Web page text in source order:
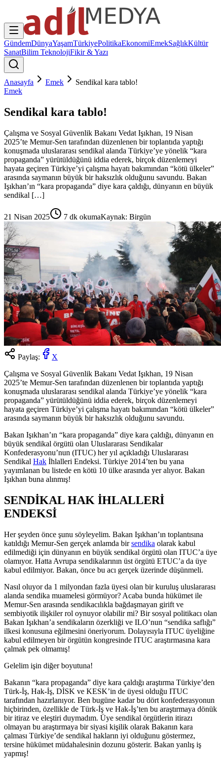
GündemDünyaYaşamTürkiyePolitikaEkonomiEmekSağlıkKültür
SanatBilim TeknolojiFikir & Yazı
Anasayfa Emek
Sendikal kara tablo!
Emek
Sendikal kara tablo!
Çalışma ve Sosyal Güvenlik Bakanı Vedat Işıkhan, 19 Nisan
2025’te Memur-Sen tarafından düzenlenen bir toplantıda yaptığı
konuşmada uluslararası sendikal alanda Türkiye’ye yönelik “kara
propaganda” yürütüldüğünü iddia ederek, birçok düzenlemeyi
hayata geçiren Türkiye’yi çalışma hayatı bakımından “kötü ülkeler”
arasında saymanın büyük bir haksızlık olduğunu savundu. Bakan
Işıkhan’ın “kara propaganda” diye kara çaldığı, dünyanın en büyük
sendikal […]
21 Nisan 2025 7 dk okumaKaynak: Birgün
Paylaş:
X
Çalışma ve Sosyal Güvenlik Bakanı Vedat Işıkhan, 19 Nisan
2025’te Memur-Sen tarafından düzenlenen bir toplantıda yaptığı
konuşmada uluslararası sendikal alanda Türkiye’ye yönelik “kara
propaganda” yürütüldüğünü iddia ederek, birçok düzenlemeyi
hayata geçiren Türkiye’yi çalışma hayatı bakımından “kötü ülkeler”
arasında saymanın büyük bir haksızlık olduğunu savundu.
Bakan Işıkhan’ın “kara propaganda” diye kara çaldığı, dünyanın en
büyük sendikal örgütü olan Uluslararası Sendikalar
Konfederasyonu’nun (ITUC) her yıl açıkladığı Uluslararası
Sendikal Hak İhlalleri Endeksi. Türkiye 2014’ten bu yana
yayımlanan bu listede en kötü 10 ülke arasında yer alıyor. Bakan
Işıkhan buna alınmış!
SENDİKAL HAK İHLALLERİ
ENDEKSİ
Her şeyden önce şunu söyleyelim. Bakan Işıkhan’ın toplantısına
katıldığı Memur-Sen gerçek anlamda birsendika olarak kabul
edilmediği için dünyanın en büyük sendikal örgütü olan ITUC’a üye
olamıyor. Hatta Avrupa sendikalarının üst örgütü ETUC’a da üye
kabul edilmiyor. Bakan, önce bu acı gerçek üzerinde düşünmeli.
Nasıl oluyor da 1 milyondan fazla üyesi olan bir kuruluş uluslararası
alanda sendika muamelesi görmüyor? Acaba bunda hükümet ile
Memur-Sen arasında sendikacılıkla bağdaşmayan girift ve
sembiyotik ilişkiler rol oynuyor olabilir mi? Bir sosyal politikacı olan
Bakan Işıkhan’a sendikaların özerkliği ve ILO’nun “sendika saflığı”
ilkesi konusuna eğilmesini öneriyorum. Dolayısıyla ITUC üyeliğine
kabul edilmeyen bir örgütün kongresinde ITUC araştırmasına kara
çalmak pek olmamış!
Gelelim işin diğer boyutuna!
Bakanın “kara propaganda” diye kara çaldığı araştırma Türkiye’den
Türk-İş, Hak-İş, DİSK ve KESK’in de üyesi olduğu ITUC
tarafından hazırlanıyor. Ben bugüne kadar bu dört konfederasyonun
hiçbirinden, özellikle de Türk-İş ve Hak-İş’ten bu araştırmaya dönük
bir itiraz ve eleştiri duymadım. Üye sendikal örgütlerin itirazı
olmayan bu araştırmaya bir siyasi kişilik olarak Bakanın kara
çalması Türkiye’de sendikal hakların iyi olduğunu göstermez,
tersine hükümet müdahalesinin dozunu gösterir. Bakan yanlış iş
yapmış!